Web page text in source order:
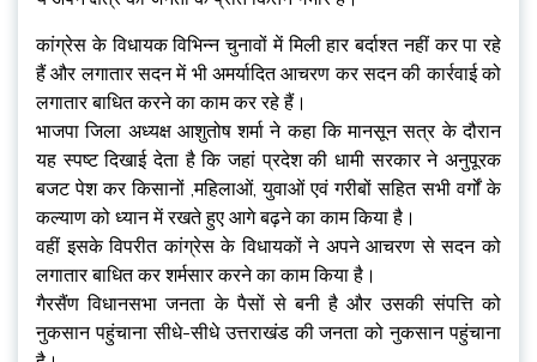
कांग्रेस के विधायक विभिन्न चुनावों में मिली हार बर्दाश्त नहीं कर पा रहे
हैं और लगातार सदन में भी अमर्यादित आचरण कर सदन की कार्रवाई को
लगातार बाधित करने का काम कर रहे हैं।
भाजपा जिला अध्यक्ष आशुतोष शर्मा ने कहा कि मानसून सत्र के दौरान
यह स्पष्ट दिखाई देता है कि जहां प्रदेश की धामी सरकार ने अनुपूरक
बजट पेश कर किसानों ,महिलाओं, युवाओं एवं गरीबों सहित सभी वर्गों के
कल्याण को ध्यान में रखते हुए आगे बढ़ने का काम किया है।
वहीं इसके विपरीत कांग्रेस के विधायकों ने अपने आचरण से सदन को
लगातार बाधित कर शर्मसार करने का काम किया है।
गैरसैंण विधानसभा जनता के पैसों से बनी है और उसकी संपत्ति को
नुकसान पहुंचाना सीधे-सीधे उत्तराखंड की जनता को नुकसान पहुंचाना